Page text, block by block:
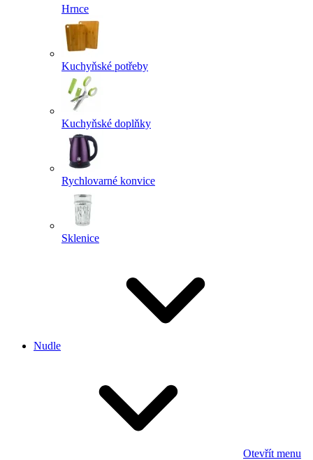
Hrnce
Kuchyňské potřeby
Kuchyňské doplňky
Rychlovarné konvice
Sklenice
Nudle
Otevřít menu